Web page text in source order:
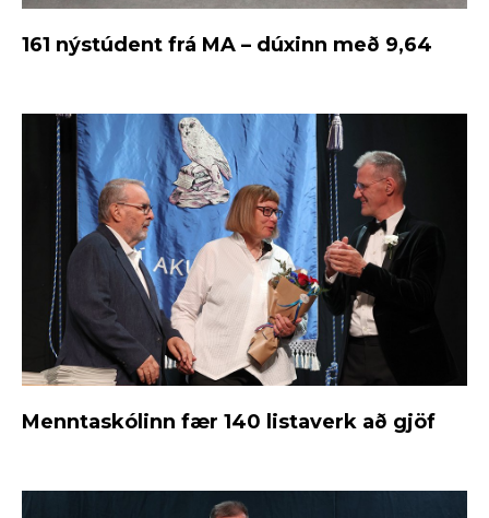
161 nýstúdent frá MA – dúxinn með 9,64
Menntaskólinn fær 140 listaverk að gjöf